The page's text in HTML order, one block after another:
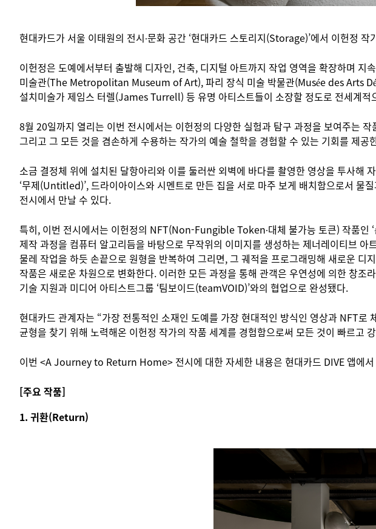
현대카드가 서울 이태원의 전시∙문화 공간 ‘현대카드 스토리지(Storage)’에서 이헌
이헌정은 도예에서부터 출발해 디자인, 건축, 디지털 아트까지 작업 영역을 확장하며
미술관(The Metropolitan Museum of Art), 파리 장식 미술 박물관(Musée des Arts
설치미술가 제임스 터렐(James Turrell) 등 유명 아티스트들이 소장할 정도로 전세계적
8월 20일까지 열리는 이번 전시에서는 이헌정의 다양한 실험과 탐구 과정을 보여주는
그리고 그 모든 것을 겸손하게 수용하는 작가의 예술 철학을 경험할 수 있는 기회를 제공
소금 결정체 위에 설치된 달항아리와 이를 둘러싼 외벽에 바다를 촬영한 영상을 투사해
‘무제(Untitled)’, 드라이아이스와 시멘트로 만든 집을 서로 마주 보게 배치함으로서
전시에서 만날 수 있다.
특히, 이번 전시에서는 이헌정의 NFT(Non-Fungible Token∙대체 불가능 토큰) 작품인
제작 과정을 컴퓨터 알고리듬을 바탕으로 무작위의 이미지를 생성하는 제너레이티브
물레 작업을 하듯 손끝으로 원형을 반복하여 그리면, 그 궤적을 프로그래밍해 새로운
작품은 새로운 차원으로 변화한다. 이러한 모든 과정을 통해 관객은 우연성에 의한 창
기술 지원과 미디어 아티스트그룹 ‘팀보이드(teamVOID)’와의 협업으로 완성됐다.
현대카드 관계자는 “가장 전통적인 소재인 도예를 가장 현대적인 방식인 영상과 NFT
균형을 찾기 위해 노력해온 이헌정 작가의 작품 세계를 경험함으로써 모든 것이 빠르고
이번 <A Journey to Return Home> 전시에 대한 자세한 내용은 현대카드 DIVE 앱에서
[주요 작품]
1. 귀환(Return)